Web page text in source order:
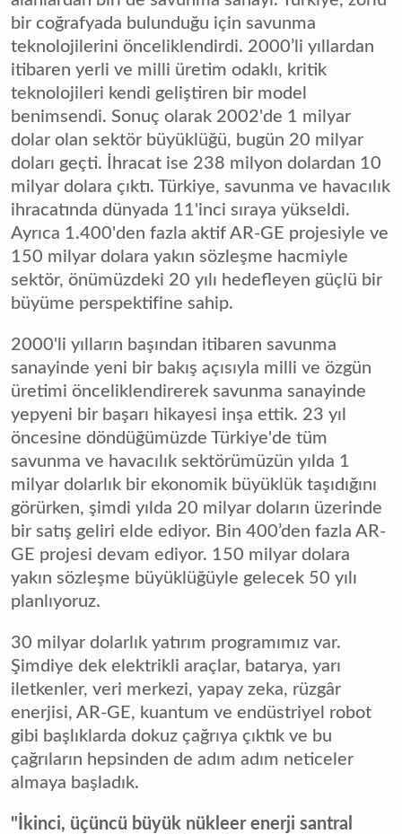
bir coğrafyada bulunduğu için savunma
teknolojilerini önceliklendirdi. 2000’li yıllardan
itibaren yerli ve milli üretim odaklı, kritik
teknolojileri kendi geliştiren bir model
benimsendi. Sonuç olarak 2002'de 1 milyar
dolar olan sektör büyüklüğü, bugün 20 milyar
doları geçti. İhracat ise 238 milyon dolardan 10
milyar dolara çıktı. Türkiye, savunma ve havacılık
ihracatında dünyada 11'inci sıraya yükseldi.
Ayrıca 1.400'den fazla aktif AR-GE projesiyle ve
150 milyar dolara yakın sözleşme hacmiyle
sektör, önümüzdeki 20 yılı hedefleyen güçlü bir
büyüme perspektifine sahip.
2000'li yılların başından itibaren savunma
sanayinde yeni bir bakış açısıyla milli ve özgün
üretimi önceliklendirerek savunma sanayinde
yepyeni bir başarı hikayesi inşa ettik. 23 yıl
öncesine döndüğümüzde Türkiye'de tüm
savunma ve havacılık sektörümüzün yılda 1
milyar dolarlık bir ekonomik büyüklük taşıdığını
görürken, şimdi yılda 20 milyar doların üzerinde
bir satış geliri elde ediyor. Bin 400’den fazla AR-
GE projesi devam ediyor. 150 milyar dolara
yakın sözleşme büyüklüğüyle gelecek 50 yılı
planlıyoruz.
30 milyar dolarlık yatırım programımız var.
Şimdiye dek elektrikli araçlar, batarya, yarı
iletkenler, veri merkezi, yapay zeka, rüzgâr
enerjisi, AR-GE, kuantum ve endüstriyel robot
gibi başlıklarda dokuz çağrıya çıktık ve bu
çağrıların hepsinden de adım adım neticeler
almaya başladık.
"İkinci, üçüncü büyük nükleer enerji santral